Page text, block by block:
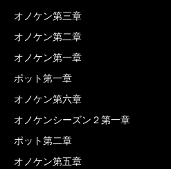
オノケン第三章
オノケン第二章
オノケン第一章
ポット第一章
オノケン第六章
オノケンシーズン２第一章
ポット第二章
オノケン第五章